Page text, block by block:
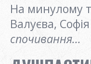
На минулому
Валуєва,
спочивання...